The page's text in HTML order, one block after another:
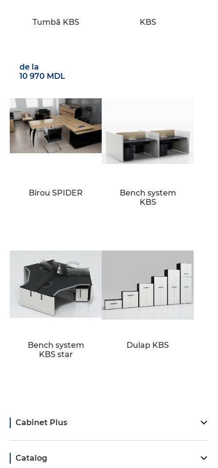
Tumbă KBS
de la
10 970 MDL
KBS
Birou SPIDER
Bench system
KBS
Bench system
KBS star
Dulap KBS
Cabinet Plus
Catalog